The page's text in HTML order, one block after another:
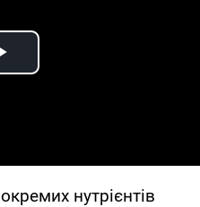
Play Video
нутрієнтів